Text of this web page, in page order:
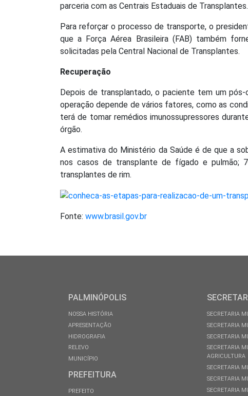
parceria com as Centrais Estaduais de Transplantes.
Para reforçar o processo de transporte, o
que a Força Aérea Brasileira (FAB) também
solicitadas pela Central Nacional de Transplantes.
Recuperação
Depois de transplantado, o paciente tem um
operação depende de vários fatores, como as
terá de tomar remédios imunossupressores
órgão.
A estimativa do Ministério da Saúde é de que a
nos casos de transplante de fígado e pulmão;
transplantes de rim.
Fonte: www.brasil.gov.br
PALMINÓPOLIS
NOSSA HISTÓRIA
APRESENTAÇÃO
HIDROGRAFIA
RELEVO
MUNICÍPIO
PREFEITURA
PREFEITO
SECRETARIA
SECRETARIA
SECRETARIA
SECRETARIA
AGRICULTURA
SECRETARIA
SECRETARIA
SECRETARIA